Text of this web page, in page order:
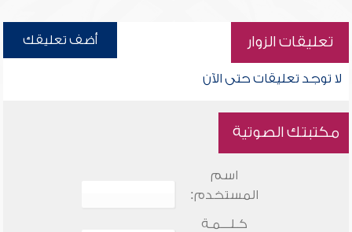
تعليقات الزوار أضف تعليقك
لا توجد تعليقات حتى الآن
مكتبتك الصوتية
اسم
المستخدم:
كـلـــمـة